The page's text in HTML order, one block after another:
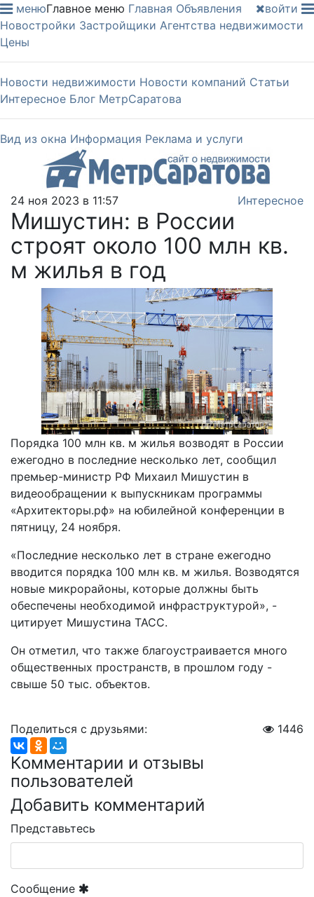
войти
менюГлавное меню Главная Объявления
Новостройки Застройщики Агентства недвижимости
Цены
Новости недвижимости Новости компаний Статьи
Интересное Блог МетрСаратова
Вид из окна Информация Реклама и услуги
Интересное
24 ноя 2023 в 11:57
Мишустин: в России
строят около 100 млн кв.
м жилья в год
Порядка 100 млн кв. м жилья возводят в России
ежегодно в последние несколько лет, сообщил
премьер-министр РФ Михаил Мишустин в
видеообращении к выпускникам программы
«Архитекторы.рф» на юбилейной конференции в
пятницу, 24 ноября.
«Последние несколько лет в стране ежегодно
вводится порядка 100 млн кв. м жилья. Возводятся
новые микрорайоны, которые должны быть
обеспечены необходимой инфраструктурой», -
цитирует Мишустина ТАСС.
Он отметил, что также благоустраивается много
общественных пространств, в прошлом году -
свыше 50 тыс. объектов.
1446
Поделиться с друзьями:
Комментарии и отзывы
пользователей
Добавить комментарий
Представьтесь
Сообщение